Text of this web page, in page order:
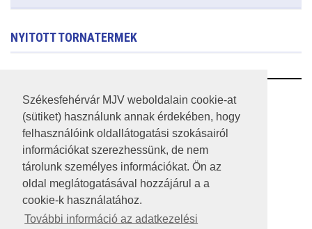
Székesfehérvár MJV weboldalain cookie-at
(sütiket) használunk annak érdekében, hogy
felhasználóink oldallátogatási szokásairól
információkat szerezhessünk, de nem
tárolunk személyes információkat. Ön az
oldal meglátogatásával hozzájárul a a
cookie-k használatához.
További információ az adatkezelési
NYITOTT TORNATERMEK
RSS
A HONLAP 2017.03.31-I ÁLLAPOTA
JOGI NYILATKOZAT
IMPRESSZUM